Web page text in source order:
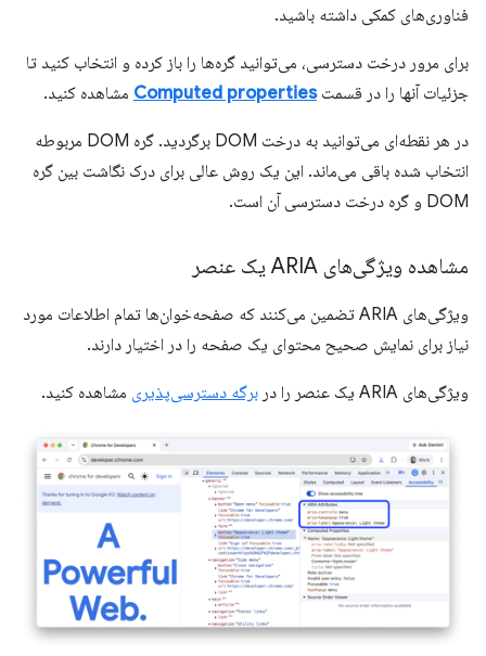
فناوری‌های کمکی داشته باشید.
برای مرور درخت دسترسی، می‌توانید گره‌ها را باز کرده و انتخاب کنید تا
جزئیات آنها را در قسمتComputed properties مشاهده کنید.
در هر نقطه‌ای می‌توانید به درخت DOM برگردید. گره DOM مربوطه
انتخاب شده باقی می‌ماند. این یک روش عالی برای درک نگاشت بین گره
DOM و گره درخت دسترسی آن است.
مشاهده ویژگی‌های ARIA یک عنصر
ویژگی‌های ARIA تضمین می‌کنند که صفحه‌خوان‌ها تمام اطلاعات مورد
نیاز برای نمایش صحیح محتوای یک صفحه را در اختیار دارند.
ویژگی‌های ARIA یک عنصر را در برگه دسترسی‌پذیری مشاهده کنید.